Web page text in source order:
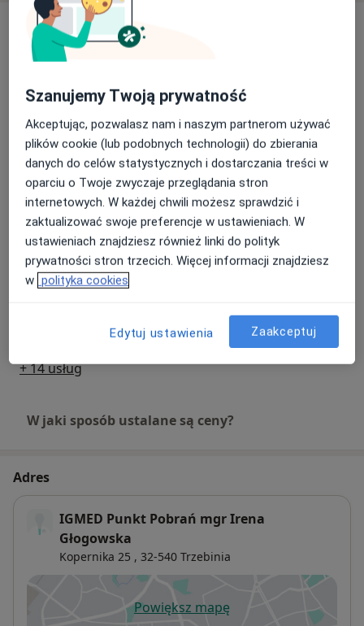
Usługi i ceny
Badania bakteriologiczne
Badania tarczycy
Szczegóły
Markery nowotworowe
Szczegóły
Diagnostyka niepłodności
Szczegóły
+ 14 usług
W jaki sposób ustalane są ceny?
Adres
IGMED Punkt Pobrań mgr Irena
Głogowska
Kopernika 25 , 32-540 Trzebinia
Powiększ mapęotwiera się w nowej karcie
Szanujemy Twoją prywatność
Akceptując, pozwalasz nam i naszym partnerom używać
plików cookie (lub podobnych technologii) do zbierania
danych do celów statystycznych i dostarczania treści w
oparciu o Twoje zwyczaje przeglądania stron
internetowych. W każdej chwili możesz sprawdzić i
zaktualizować swoje preferencje w ustawieniach. W
ustawieniach znajdziesz również linki do polityk
prywatności stron trzecich. Więcej informacji znajdziesz
w polityka cookies
Edytuj ustawienia Zaakceptuj